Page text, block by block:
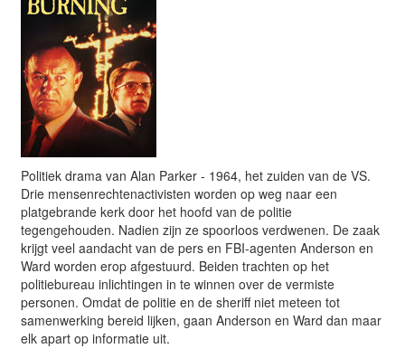
Politiek drama van Alan Parker - 1964, het zuiden van de VS.
Drie mensenrechtenactivisten worden op weg naar een
platgebrande kerk door het hoofd van de politie
tegengehouden. Nadien zijn ze spoorloos verdwenen. De zaak
krijgt veel aandacht van de pers en FBI-agenten Anderson en
Ward worden erop afgestuurd. Beiden trachten op het
politiebureau inlichtingen in te winnen over de vermiste
personen. Omdat de politie en de sheriff niet meteen tot
samenwerking bereid lijken, gaan Anderson en Ward dan maar
elk apart op informatie uit.